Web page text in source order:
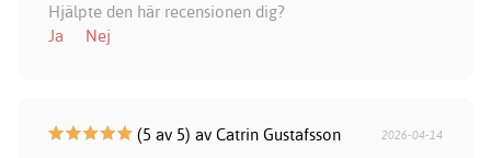
Hjälpte den här recensionen dig?
Ja
Nej
(5 av 5) av Catrin Gustafsson 2026-04-14